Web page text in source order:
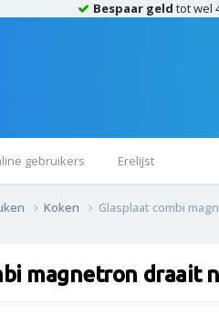
Bespaar geld tot wel
gebruikers Erelijst
Koken Glasplaat combi
magnetron draait